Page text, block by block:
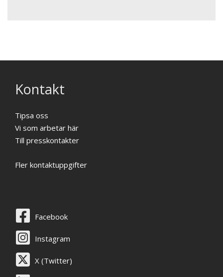
Kontakt
Tipsa oss
Vi som arbetar här
Till presskontakter
Fler kontaktuppgifter
Facebook
Instagram
X (Twitter)